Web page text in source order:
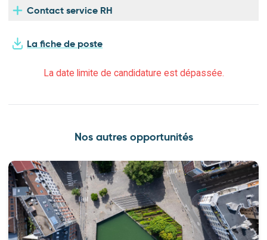
Contact service RH
La fiche de poste
La date limite de candidature est dépassée.
Nos autres opportunités